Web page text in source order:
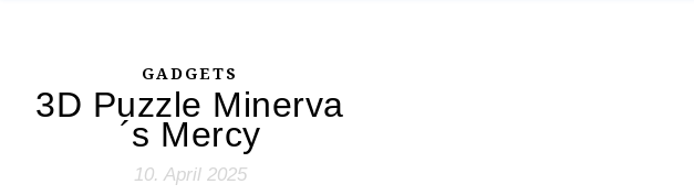
GADGETS
3D Puzzle Minerva
´s Mercy
10. April 2025